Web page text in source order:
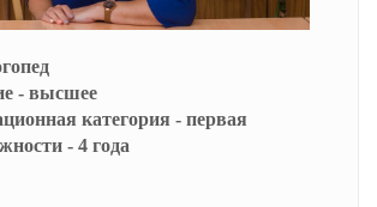
- высшее
категория - первая
- 4 года